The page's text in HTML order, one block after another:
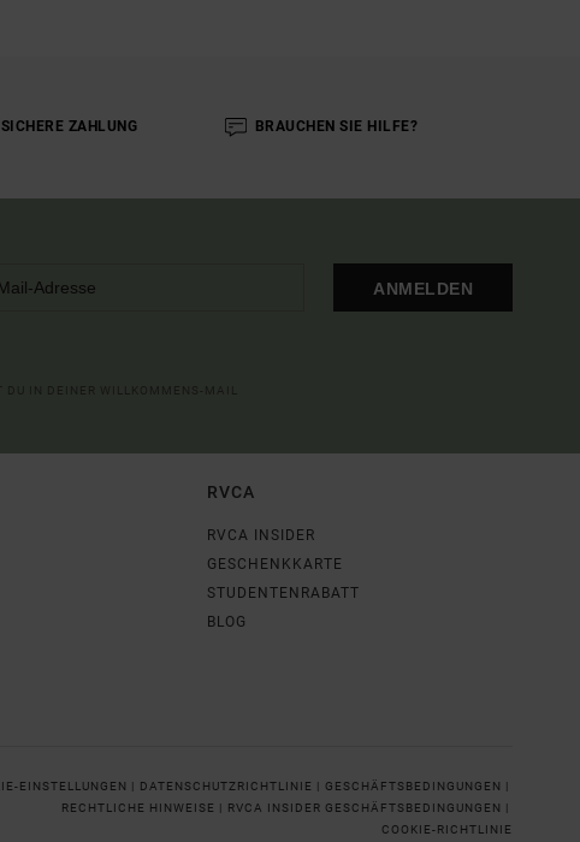
ZAHLUNG BRAUCHEN SIE HILFE?
ANMELDEN
RVCA
RVCA INSIDER
GESCHENKKARTE
STUDENTENRABATT
BLOG
EINSTELLUNGEN | DATENSCHUTZRICHTLINIE | GESCHÄFTSBEDINGUNGEN |
RECHTLICHE HINWEISE | RVCA INSIDER GESCHÄFTSBEDINGUNGEN |
COOKIE-RICHTLINIE